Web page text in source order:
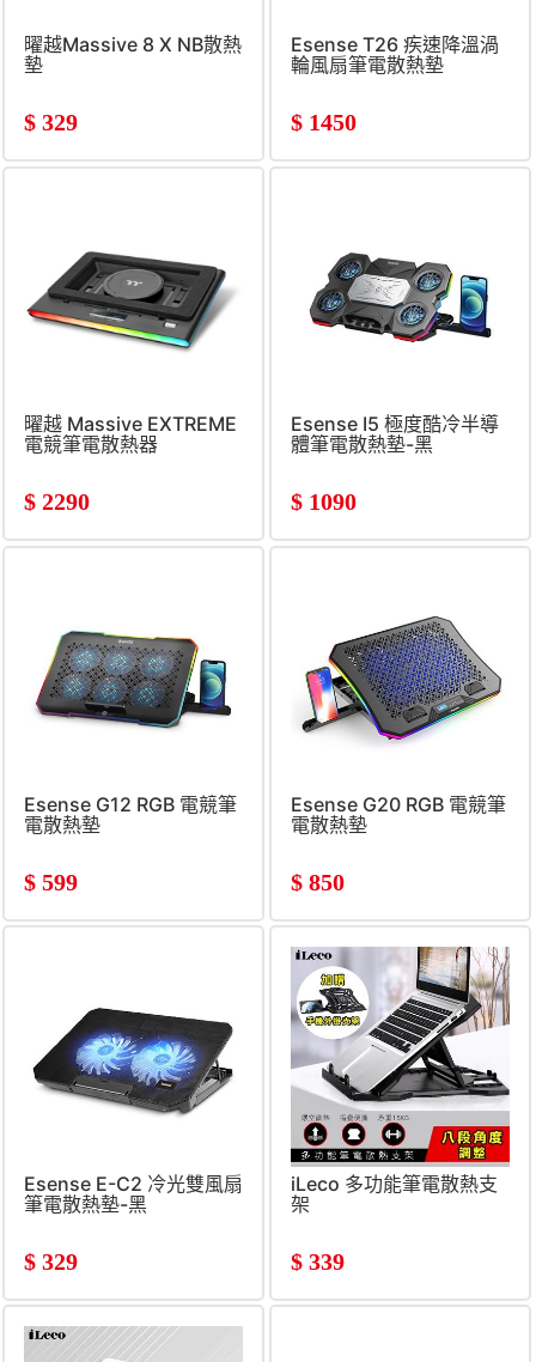
曜越Massive 8 X NB散熱
墊
$ 329
Esense T26 疾速降溫渦
輪風扇筆電散熱墊
$ 1450
曜越 Massive EXTREME
電競筆電散熱器
$ 2290
Esense I5 極度酷冷半導
體筆電散熱墊-黑
$ 1090
Esense G12 RGB 電競筆
電散熱墊
$ 599
Esense G20 RGB 電競筆
電散熱墊
$ 850
Esense E-C2 冷光雙風扇
筆電散熱墊-黑
$ 329
iLeco 多功能筆電散熱支
架
$ 339